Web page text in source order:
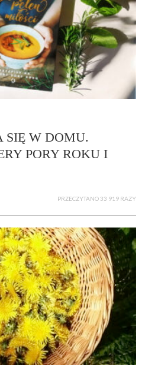
SIĘ W DOMU.
PORY ROKU I
PRZECZYTANO 33 919 RAZY